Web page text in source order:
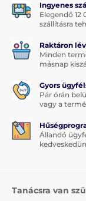
Ingyenes
Elegendő 12
szállításra
Raktáron
Minden
másnap
Gyors
Pár órán
vagy a
Állandó
Tanácsra van